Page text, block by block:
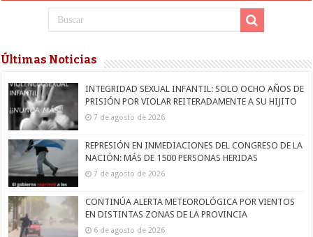
Últimas Noticias
INTEGRIDAD SEXUAL INFANTIL: SOLO OCHO AÑOS DE
PRISIÓN POR VIOLAR REITERADAMENTE A SU HIJITO
7 de agosto de 2026
REPRESIÓN EN INMEDIACIONES DEL CONGRESO DE LA
NACIÓN: MÁS DE 1500 PERSONAS HERIDAS
7 de agosto de 2026
CONTINÚA ALERTA METEOROLÓGICA POR VIENTOS
EN DISTINTAS ZONAS DE LA PROVINCIA
6 de agosto de 2026